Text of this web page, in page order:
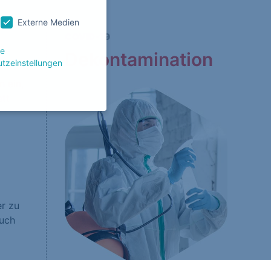
zu
COVID-19
Dekontamination
Externe Medien
ganzen Kategorien
Zurück
erforderlich.